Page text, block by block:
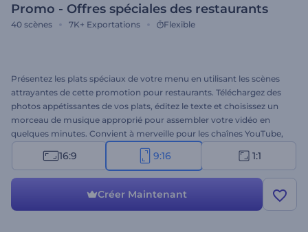
Promo - Offres spéciales des restaurants
40 scènes 7K+ Exportations Flexible
Présentez les plats spéciaux de votre menu en utilisant les scènes
attrayantes de cette promotion pour restaurants. Téléchargez des
photos appétissantes de vos plats, éditez le texte et choisissez un
morceau de musique approprié pour assembler votre vidéo en
quelques minutes. Convient à merveille pour les chaînes YouTube,
les profils de réseaux sociaux, les sites web, etc. Créez votre promo
dès aujourd'hui !
16:9 9:16 1:1
Créer Maintenant